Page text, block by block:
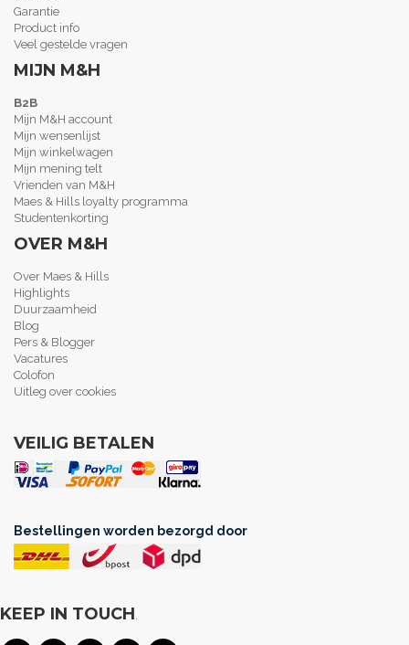
Garantie
Product info
Veel gestelde vragen
MIJN M&H
B2B
Mijn M&H account
Mijn wensenlijst
Mijn winkelwagen
Mijn mening telt
Vrienden van M&H
Maes & Hills loyalty programma
Studentenkorting
OVER M&H
Over Maes & Hills
Highlights
Duurzaamheid
Blog
Pers & Blogger
Vacatures
Colofon
Uitleg over cookies
VEILIG BETALEN
Bestellingen worden bezorgd door
KEEP IN TOUCH.